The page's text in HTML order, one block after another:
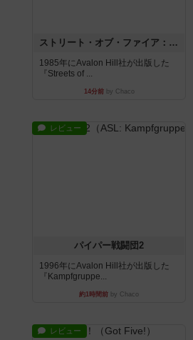
ストリート・オブ・ファイア：ASLデラックスモジュール1
1985年にAvalon Hill社が出版した
『Streets of ...
14分前by Chaco
レビュー
パイパー戦闘団2
1996年にAvalon Hill社が出版した
『Kampfgruppe...
約1時間前 by Chaco
レビュー